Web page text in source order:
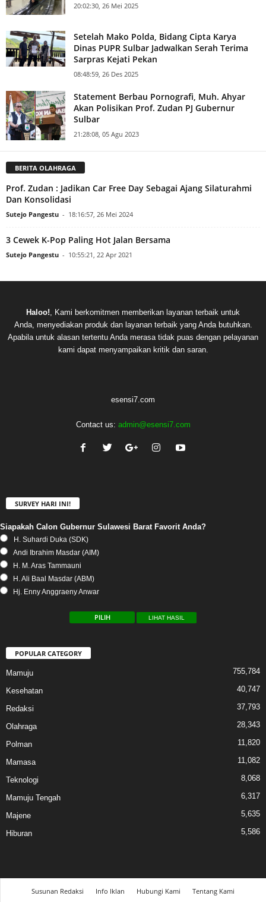
20:02:30, 26 Mei 2025
Setelah Mako Polda, Bidang Cipta Karya
Dinas PUPR Sulbar Jadwalkan Serah Terima
Sarpras Kejati Pekan
08:48:59, 26 Des 2025
Statement Berbau Pornografi, Muh. Ahyar
Akan Polisikan Prof. Zudan PJ Gubernur
Sulbar
21:28:08, 05 Agu 2023
BERITA OLAHRAGA
Prof. Zudan : Jadikan Car Free Day Sebagai Ajang Silaturahmi
Dan Konsolidasi
Sutejo Pangestu - 18:16:57, 26 Mei 2024
3 Cewek K-Pop Paling Hot Jalan Bersama
Sutejo Pangestu - 10:55:21, 22 Apr 2021
Haloo! , Kami berkomitmen memberikan layanan terbaik untuk
Anda, menyediakan produk dan layanan terbaik yang Anda butuhkan.
Apabila untuk alasan tertentu Anda merasa tidak puas dengan pelayanan
kami dapat menyampaikan kritik dan saran.
esensi7.com
Contact us: admin@esensi7.com
SURVEY HARI INI!
Siapakah Calon Gubernur Sulawesi Barat Favorit Anda?
H. Suhardi Duka (SDK)
Andi Ibrahim Masdar (AIM)
H. M. Aras Tammauni
H. Ali Baal Masdar (ABM)
Hj. Enny Anggraeny Anwar
LIHAT HASIL
POPULAR CATEGORY
Mamuju 755,784
Kesehatan 40,747
Redaksi 37,793
Olahraga 28,343
Polman 11,820
Mamasa 11,082
Teknologi 8,068
Mamuju Tengah 6,317
Majene 5,635
Hiburan 5,586
Susunan Redaksi Info Iklan Hubungi Kami Tentang Kami